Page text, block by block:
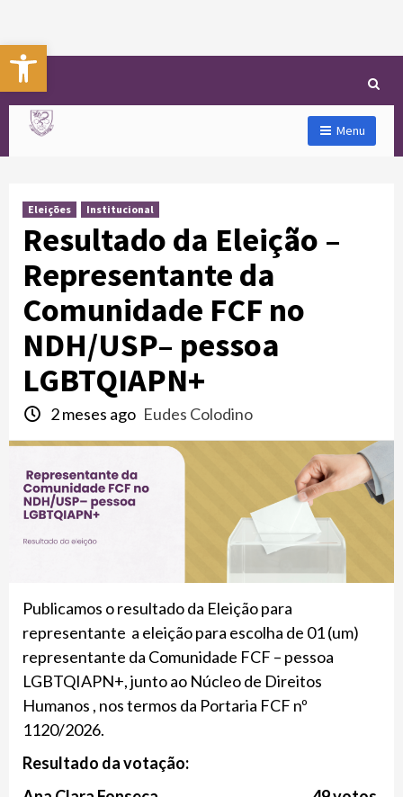
Abrir a barra de ferramentas
Menu
Eleições Institucional
Resultado da Eleição –
Representante da
Comunidade FCF no
NDH/USP– pessoa
LGBTQIAPN+
2 meses ago Eudes Colodino
Publicamos o resultado da Eleição para
representante a eleição para escolha de 01 (um)
representante da Comunidade FCF – pessoa
LGBTQIAPN+, junto ao Núcleo de Direitos
Humanos , nos termos da Portaria FCF nº
1120/2026.
Resultado da votação: